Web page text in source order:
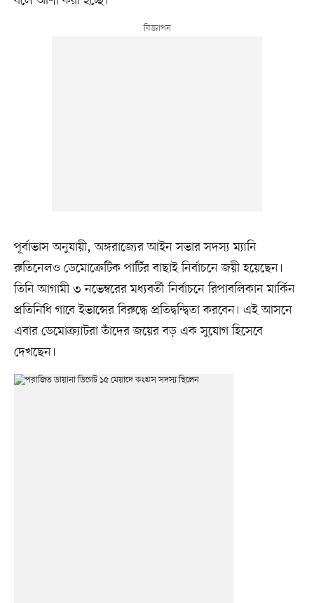
পূর্বাভাস অনুযায়ী, অঙ্গরাজ্যের আইন সভার সদস্য ম্যানি
রুতিনেলও ডেমোক্রেটিক পার্টির বাছাই নির্বাচনে জয়ী হয়েছেন।
তিনি আগামী ৩ নভেম্বরের মধ্যবর্তী নির্বাচনে রিপাবলিকান মার্কিন
প্রতিনিধি গাবে ইভান্সের বিরুদ্ধে প্রতিদ্বন্দ্বিতা করবেন। এই আসনে
এবার ডেমোক্র্যাটরা তাঁদের জয়ের বড় এক সুযোগ হিসেবে
দেখছেন।